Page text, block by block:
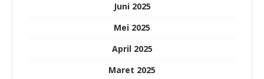
Juni 2025
Mei 2025
April 2025
Maret 2025